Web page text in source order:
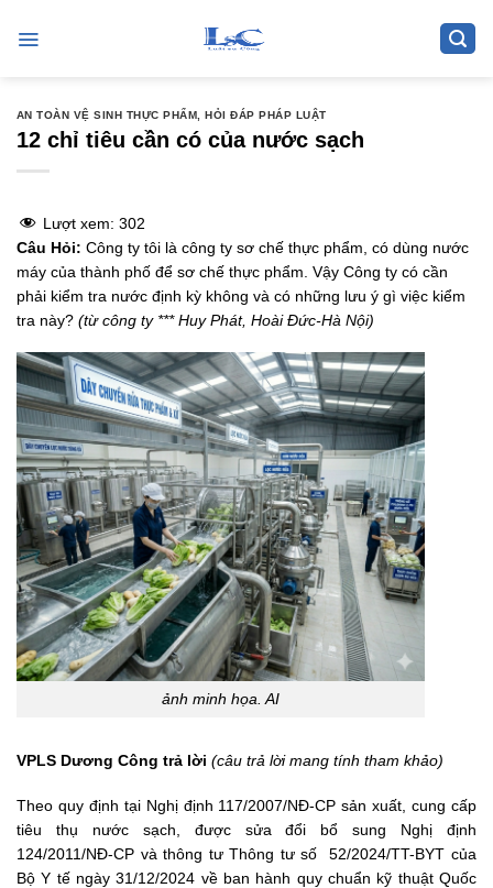
AN TOÀN VỆ SINH THỰC PHẨM ,HỎI ĐÁP PHÁP LUẬT
12 chỉ tiêu cần có của nước sạch
Lượt xem: 302
Câu Hỏi: Công ty tôi là công ty sơ chế thực phẩm, có dùng nước
máy của thành phố để sơ chế thực phẩm. Vậy Công ty có cần
phải kiểm tra nước định kỳ không và có những lưu ý gì việc kiểm
tra này? (từ công ty *** Huy Phát, Hoài Đức-Hà Nội)
ảnh minh họa. AI
VPLS Dương Công trả lời (câu trả lời mang tính tham khảo)
Theo quy định tại Nghị định 117/2007/NĐ-CP sản xuất, cung cấp
tiêu thụ nước sạch, được sửa đổi bổ sung Nghị định
124/2011/NĐ-CP và thông tưThông tư số
52/2024/TT-BYT của
Bộ Y tế ngày 31/12/2024 về ban hành quy chuẩn kỹ thuật Quốc